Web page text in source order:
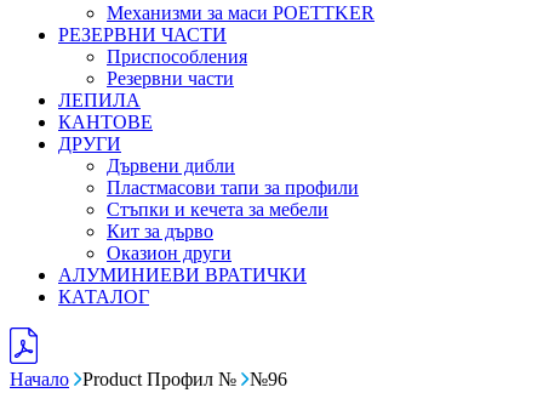
Механизми за маси POETTKER
РЕЗЕРВНИ ЧАСТИ
Приспособления
Резервни части
ЛЕПИЛА
КАНТОВЕ
ДРУГИ
Дървени дибли
Пластмасови тапи за профили
Стъпки и кечета за мебели
Кит за дърво
Оказион други
АЛУМИНИЕВИ ВРАТИЧКИ
КАТАЛОГ
Начало Product Профил № №96